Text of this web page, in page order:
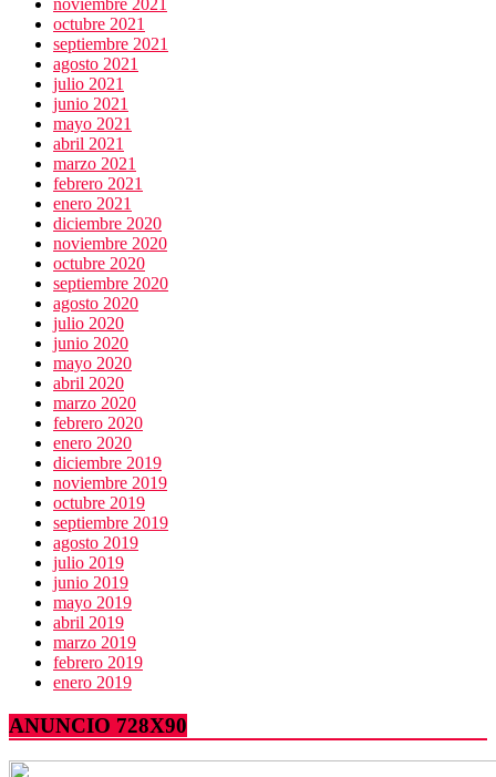
noviembre 2021
octubre 2021
septiembre 2021
agosto 2021
julio 2021
junio 2021
mayo 2021
abril 2021
marzo 2021
febrero 2021
enero 2021
diciembre 2020
noviembre 2020
octubre 2020
septiembre 2020
agosto 2020
julio 2020
junio 2020
mayo 2020
abril 2020
marzo 2020
febrero 2020
enero 2020
diciembre 2019
noviembre 2019
octubre 2019
septiembre 2019
agosto 2019
julio 2019
junio 2019
mayo 2019
abril 2019
marzo 2019
febrero 2019
enero 2019
ANUNCIO 728X90